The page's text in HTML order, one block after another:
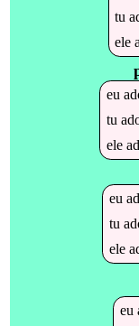
tu
ele
eu
tu
ele
eu
tu
ele
eu